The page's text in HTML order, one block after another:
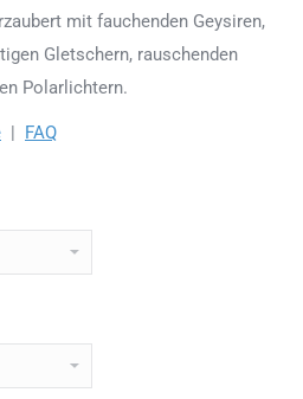
mit fauchenden Geysiren,
Gletschern, rauschenden
Polarlichtern.
| FAQ